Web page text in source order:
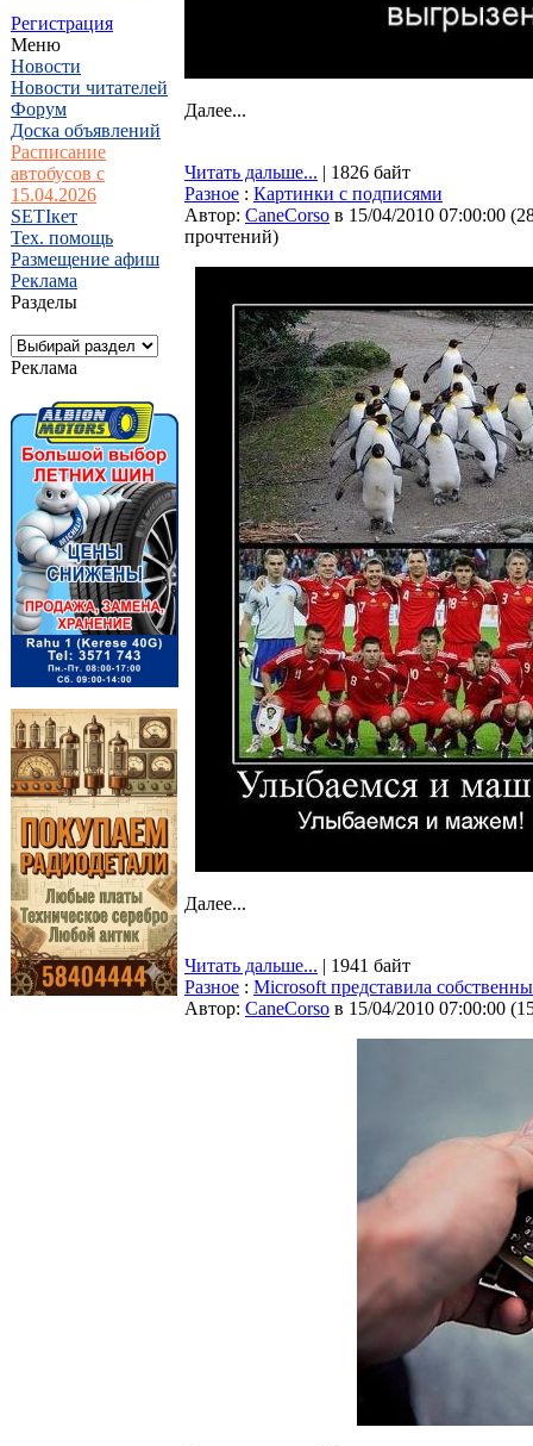
Регистрация
Меню
Новости
Новости читателей
Форум
Доска объявлений
Расписание
автобусов с
15.04.2026
SETIкет
Тех. помощь
Размещение афиш
Реклама
Разделы
Реклама
Далее...
Читать дальше... | 1826 байт
Разное : Картинки с подписями
Автор: CaneCorso в 15/04/2010 07:00:00 (
прочтений)
Далее...
Читать дальше... | 1941 байт
Разное : Microsoft представила
Автор: CaneCorso в 15/04/2010 07:00:00 (